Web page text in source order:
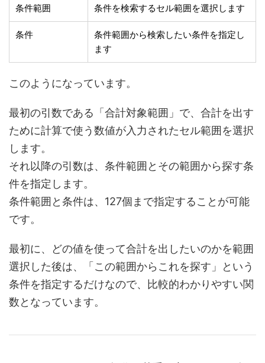
条件範囲 条件を検索するセル範囲を選択します
条件
条件範囲から検索したい条件を指定し
ます
このようになっています。
最初の引数である「合計対象範囲」で、合計を出す
ために計算で使う数値が入力されたセル範囲を選択
します。
それ以降の引数は、条件範囲とその範囲から探す条
件を指定します。
条件範囲と条件は、127個まで指定することが可能
です。
最初に、どの値を使って合計を出したいのかを範囲
選択した後は、「この範囲からこれを探す」という
条件を指定するだけなので、比較的わかりやすい関
数となっています。